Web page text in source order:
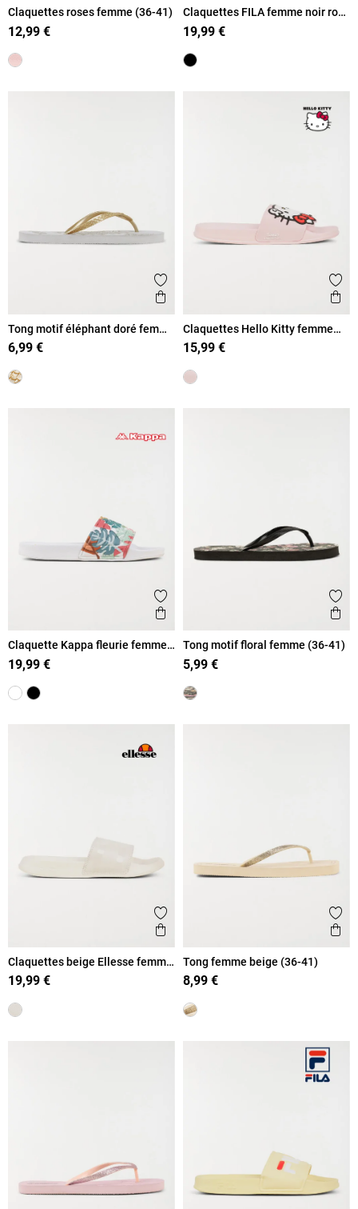
Claquettes roses femme (36-41)
12,99 €
Claquettes FILA femme noir rose
(36-41)
19,99 €
Ajouter aux favoris
Aperçu rapide
Tong motif éléphant doré femme
(36-41)
6,99 €
Claquettes Hello Kitty femme
(36-41)
15,99 €
Ajouter aux favoris
Aperçu rapide
Claquette Kappa fleurie femme
(36-42)
19,99 €
Tong motif floral femme (36-41)
5,99 €
Ajouter aux favoris
Aperçu rapide
Claquettes beige Ellesse femme
(36-42)
19,99 €
Tong femme beige (36-41)
8,99 €